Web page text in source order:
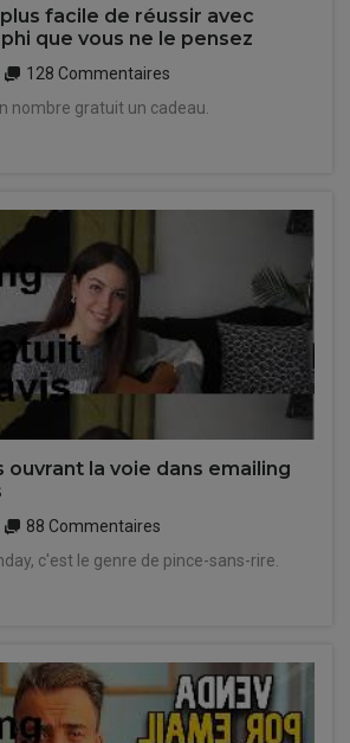
facile de réussir avec
que vous ne le pensez
128 Commentaires
nombre gratuit un cadeau.
ouvrant la voie dans emailing
88 Commentaires
c'est le genre de pince-sans-rire.